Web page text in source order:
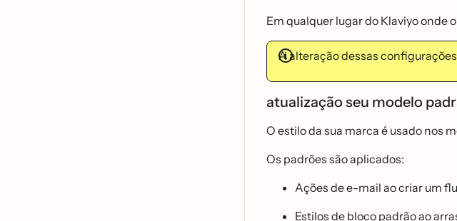
Em qualquer lugar do Klaviyo onde
A alteração dessas
atualização seu modelo
O estilo da sua marca é usado nos
Os padrões são aplicados:
Ações de e-mail ao criar um
Estilos de bloco padrão ao